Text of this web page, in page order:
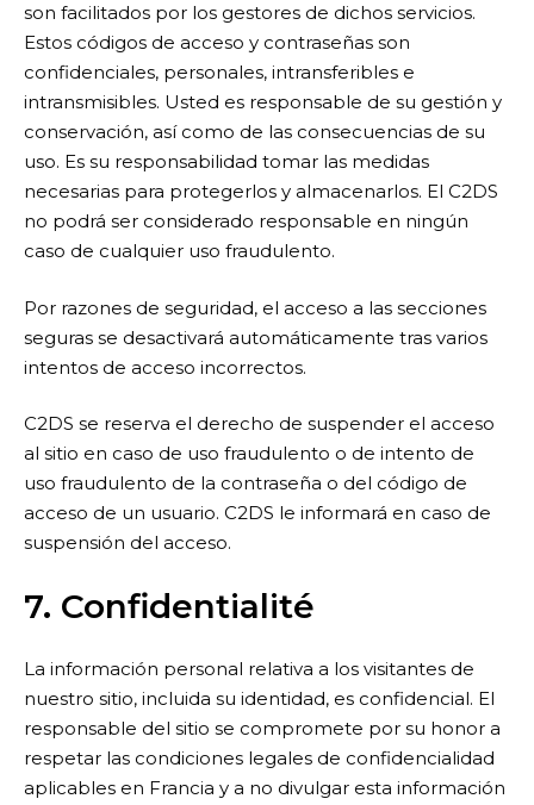
son facilitados por los gestores de dichos servicios.
Estos códigos de acceso y contraseñas son
confidenciales, personales, intransferibles e
intransmisibles. Usted es responsable de su gestión y
conservación, así como de las consecuencias de su
uso. Es su responsabilidad tomar las medidas
necesarias para protegerlos y almacenarlos. El C2DS
no podrá ser considerado responsable en ningún
caso de cualquier uso fraudulento.
Por razones de seguridad, el acceso a las secciones
seguras se desactivará automáticamente tras varios
intentos de acceso incorrectos.
C2DS se reserva el derecho de suspender el acceso
al sitio en caso de uso fraudulento o de intento de
uso fraudulento de la contraseña o del código de
acceso de un usuario. C2DS le informará en caso de
suspensión del acceso.
7. Confidentialité
La información personal relativa a los visitantes de
nuestro sitio, incluida su identidad, es confidencial. El
responsable del sitio se compromete por su honor a
respetar las condiciones legales de confidencialidad
aplicables en Francia y a no divulgar esta información